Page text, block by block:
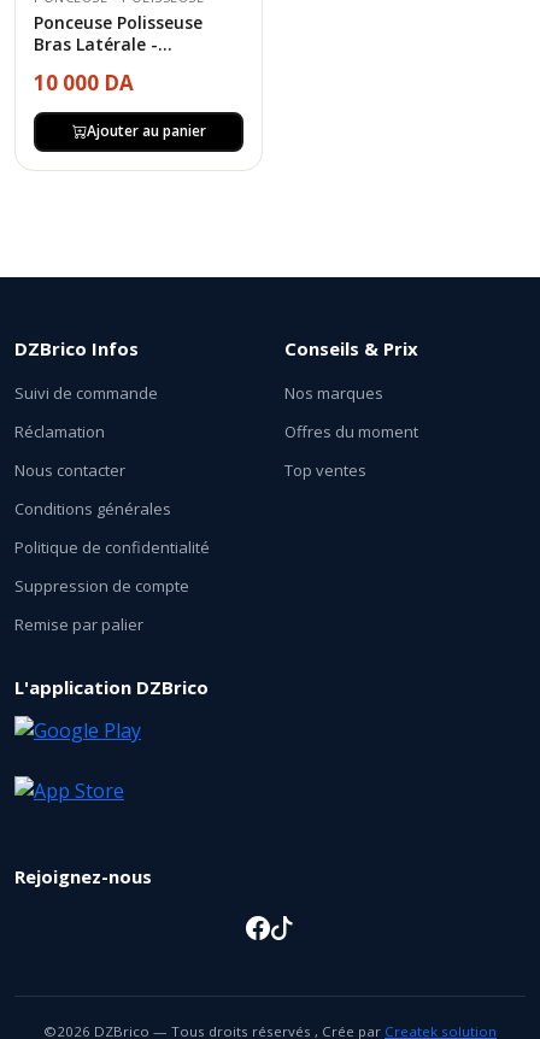
Ponceuse Polisseuse
Bras Latérale -...
10 000 DA
Ajouter au panier
DZBrico Infos
Suivi de commande
Réclamation
Nous contacter
Conditions générales
Politique de confidentialité
Suppression de compte
Remise par palier
Conseils & Prix
Nos marques
Offres du moment
Top ventes
L'application DZBrico
Rejoignez-nous
©2026 DZBrico — Tous droits réservés , Crée par Createk solution